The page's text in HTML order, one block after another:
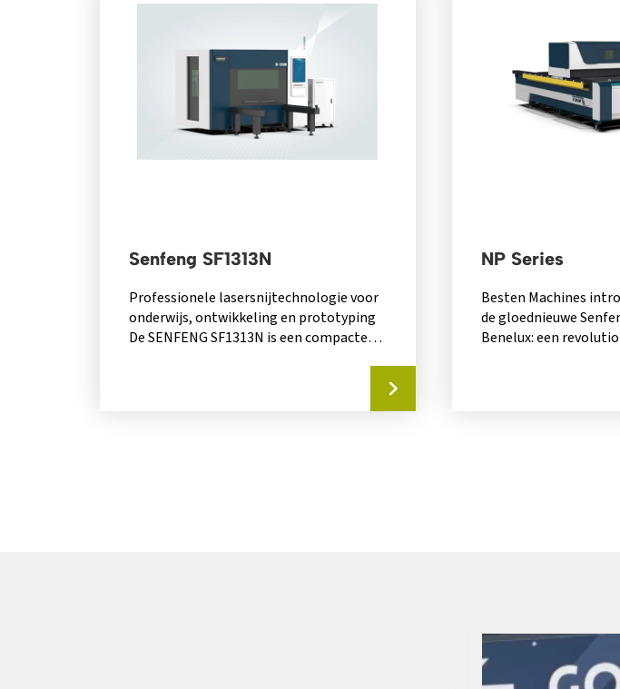
Senfeng SF1313N
Professionele lasersnijtechnologie voor
onderwijs, ontwikkeling en prototyping
De SENFENG SF1313N is een compacte
NP Series
Besten Machines
de gloednieuwe
Benelux: een